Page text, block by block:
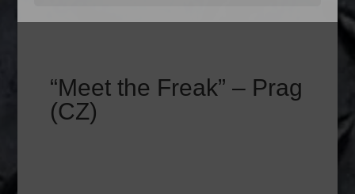
“Meet the Freak” – Prag
(CZ)